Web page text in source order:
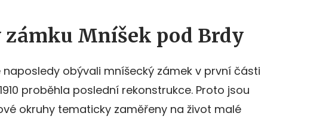
Mníšek pod Brdy
obývali mníšecký zámek v první části
proběhla poslední rekonstrukce. Proto jsou
okruhy tematicky zaměřeny na život malé